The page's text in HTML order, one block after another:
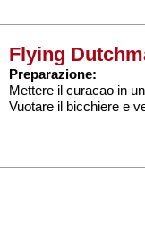
Flying
Preparazione:
Mettere il curacao in
Vuotare il bicchiere e